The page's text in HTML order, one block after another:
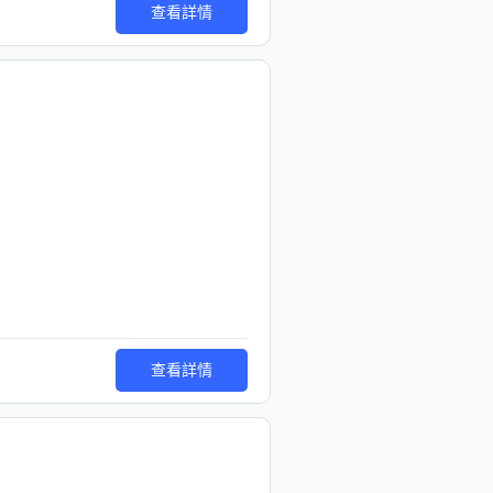
查看詳情
查看詳情